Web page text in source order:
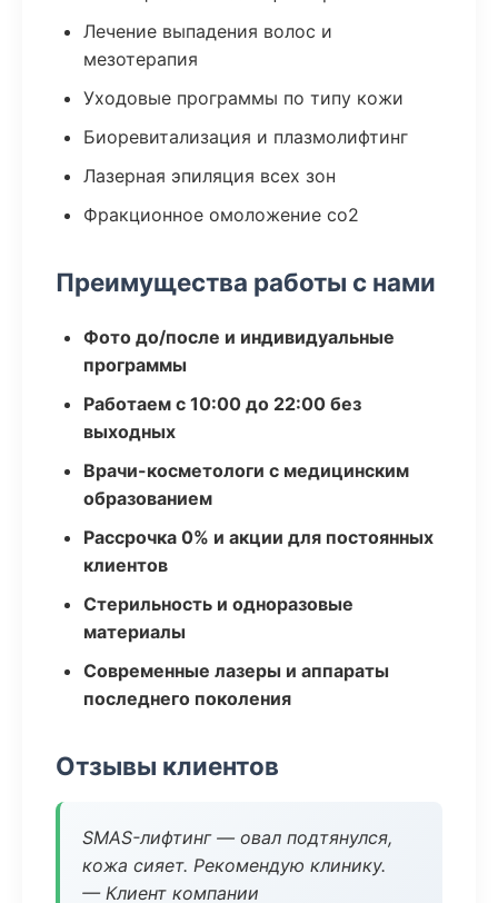
Лечение выпадения волос и
мезотерапия
Уходовые программы по типу кожи
Биоревитализация и плазмолифтинг
Лазерная эпиляция всех зон
Фракционное омоложение co2
Преимущества работы с нами
Фото до/после и индивидуальные
программы
Работаем с 10:00 до 22:00 без
выходных
Врачи-косметологи с медицинским
образованием
Рассрочка 0% и акции для постоянных
клиентов
Стерильность и одноразовые
материалы
Современные лазеры и аппараты
последнего поколения
Отзывы клиентов
SMAS-лифтинг — овал подтянулся,
кожа сияет. Рекомендую клинику.
— Клиент компании